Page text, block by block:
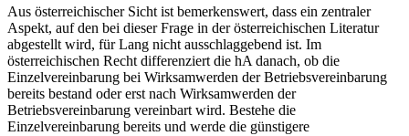
Aus österreichischer Sicht ist bemerkenswert, dass ein zentraler
Aspekt, auf den bei dieser Frage in der österreichischen Literatur
abgestellt wird, für Lang nicht ausschlaggebend ist. Im
österreichischen Recht differenziert die hA danach, ob die
Einzelvereinbarung bei Wirksamwerden der Betriebsvereinbarung
bereits bestand oder erst nach Wirksamwerden der
Betriebsvereinbarung vereinbart wird. Bestehe die
Einzelvereinbarung bereits und werde die günstigere